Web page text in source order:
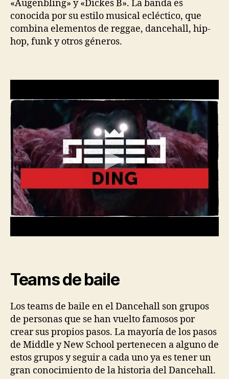
«Augenbling» y «Dickes B». La banda es
conocida por su estilo musical ecléctico, que
combina elementos de reggae, dancehall, hip-
hop, funk y otros géneros.
Teams de baile
Los teams de baile en el Dancehall son grupos
de personas que se han vuelto famosos por
crear sus propios pasos. La mayoría de los pasos
de Middle y New School pertenecen a alguno de
estos grupos y seguir a cada uno ya es tener un
gran conocimiento de la historia del Dancehall.